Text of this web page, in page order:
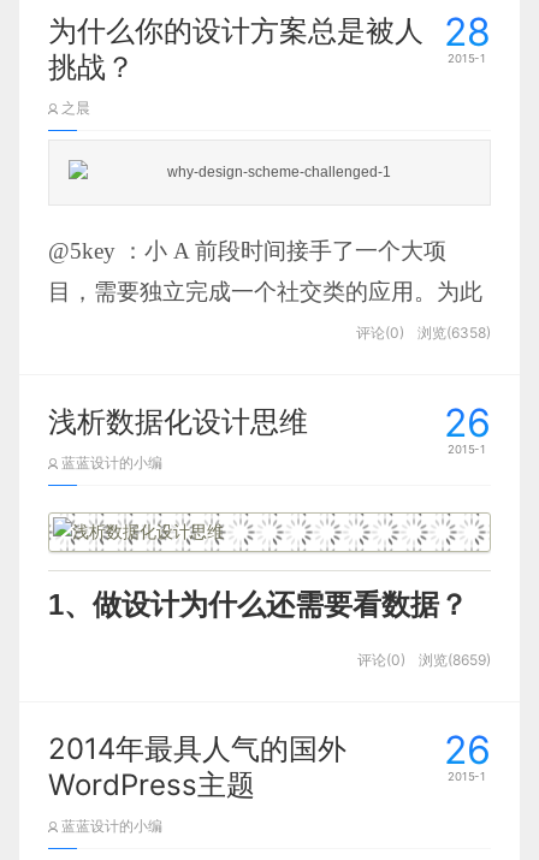
28
2015-1
为什么你的设计方案总是被人
挑战？
之晨
@5key ：小 A 前段时间接手了一个大项
目，需要独立完成一个社交类的应用。为此
他花了大量时间进行前期准备，然后才开始
个项目的设计评审，评审结果很糟糕。业务
方会后和我说这位设计师不太行，设计方案
评论(0) 浏览(6358)
26
2015-1
浅析数据化设计思维
蓝蓝设计的小编
1、做设计为什么还需要看数据？
评论(0) 浏览(8659)
26
2015-1
2014年最具人气的国外
WordPress主题
蓝蓝设计的小编